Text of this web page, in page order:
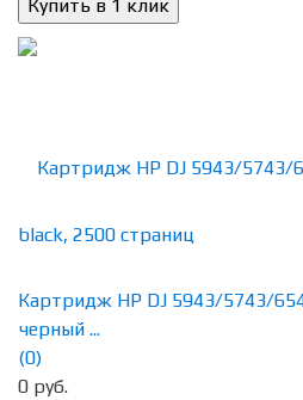
Картридж HP DJ 5943/5743/
черный ...
(0)
0 руб.